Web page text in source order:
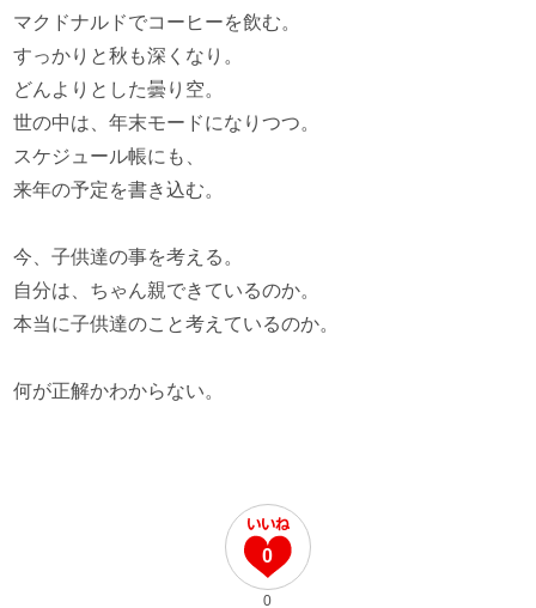
マクドナルドでコーヒーを飲む。
すっかりと秋も深くなり。
どんよりとした曇り空。
世の中は、年末モードになりつつ。
スケジュール帳にも、
来年の予定を書き込む。
今、子供達の事を考える。
自分は、ちゃん親できているのか。
本当に子供達のこと考えているのか。
何が正解かわからない。
0
0